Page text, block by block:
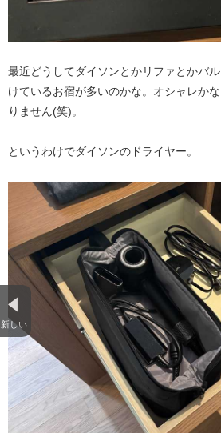
最近どうしてダイソンとかリファとかバ
けているお宿が多いのかな。オシャレか
りません(笑)。
というわけでダイソンのドライヤー。
新しい